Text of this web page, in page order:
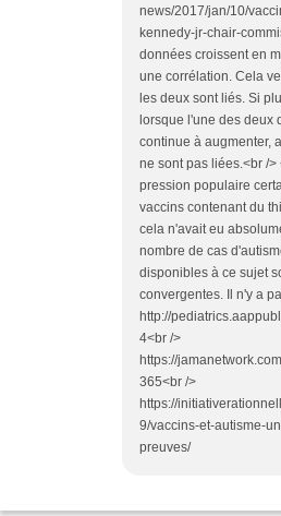
news/2017/jan/10/
kennedy-jr-chair-
données croissent en
une corrélation. Cela
les deux sont liés. Si
lorsque l'une des deux
continue à augmenter,
ne sont pas liées.<br /
pression populaire
vaccins contenant du
cela n'avait eu
nombre de cas
disponibles à ce sujet
convergentes. Il n'y a
http://
4<br />
https://
365<br />
https://
9/vaccins-et-autisme-
preuves/